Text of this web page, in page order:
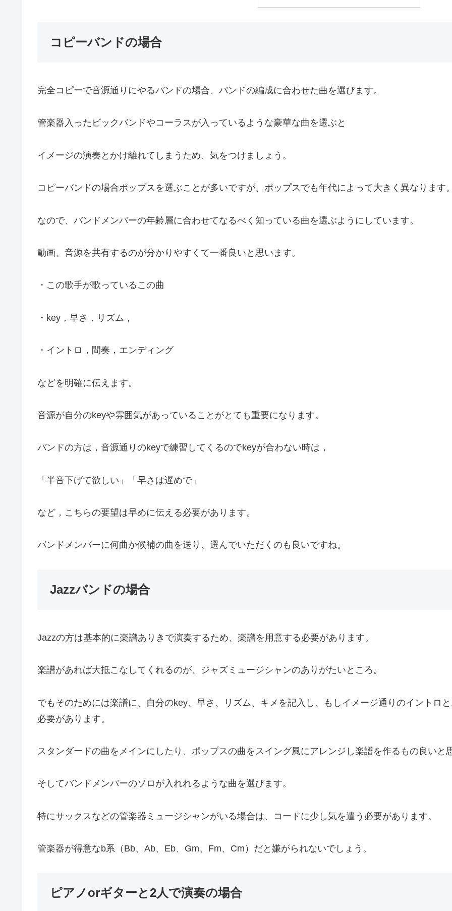
コピーバンドの場合
完全コピーで音源通りにやるバンドの場合、バンドの編成に合わせた曲を選びます。
管楽器入ったビックバンドやコーラスが入っているような豪華な曲を選ぶと
イメージの演奏とかけ離れてしまうため、気をつけましょう。
コピーバンドの場合ポップスを選ぶことが多いですが、ポップスでも年代によって大きく異なります
なので、バンドメンバーの年齢層に合わせてなるべく知っている曲を選ぶようにしています。
動画、音源を共有するのが分かりやすくて一番良いと思います。
・この歌手が歌っているこの曲
・key，早さ，リズム，
・イントロ，間奏，エンディング
などを明確に伝えます。
音源が自分のkeyや雰囲気があっていることがとても重要になります。
バンドの方は，音源通りのkeyで練習してくるのでkeyが合わない時は，
「半音下げて欲しい」「早さは遅めで」
など，こちらの要望は早めに伝える必要があります。
バンドメンバーに何曲か候補の曲を送り、選んでいただくのも良いですね。
Jazzバンドの場合
Jazzの方は基本的に楽譜ありきで演奏するため、楽譜を用意する必要があります。
楽譜があれば大抵こなしてくれるのが、ジャズミュージシャンのありがたいところ。
でもそのためには楽譜に、自分のkey、早さ、リズム、キメを記入し、もしイメージ通りのイントロ
必要があります。
スタンダードの曲をメインにしたり、ポップスの曲をスイング風にアレンジし楽譜を作るもの良いと
そしてバンドメンバーのソロが入れれるような曲を選びます。
特にサックスなどの管楽器ミュージシャンがいる場合は、コードに少し気を遣う必要があります。
管楽器が得意なb系（Bb、Ab、Eb、Gm、Fm、Cm）だと嫌がられないでしょう。
ピアノorギターと2人で演奏の場合